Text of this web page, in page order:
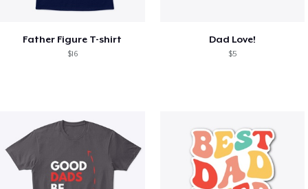
Father Figure T-shirt
$16
Dad Love!
$5